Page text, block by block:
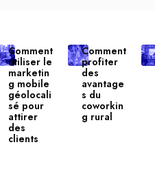
Comment
utiliser le
marketin
g mobile
géolocali
sé pour
attirer
des
clients
Comment
profiter
des
avantage
s du
coworkin
g rural